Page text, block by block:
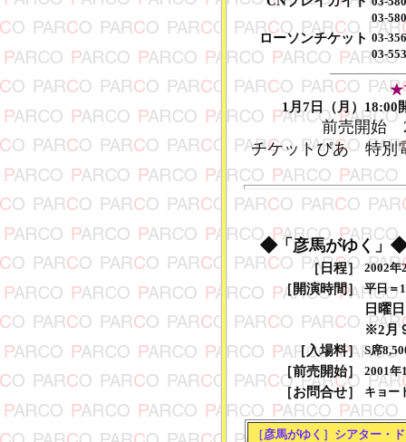
03-
ローソンチケット 03-
03-
★
1月7日（月）
前売開始
チケットぴあ 特別
◆「彦馬がゆく」 ◆
［日程］ 2002年
［開演時間］ 平日＝
日曜
※2月
［入場料］ S席
［前売開始］ 2001年
［お問合せ］ キョー
［彦馬がゆく ］ シアター・